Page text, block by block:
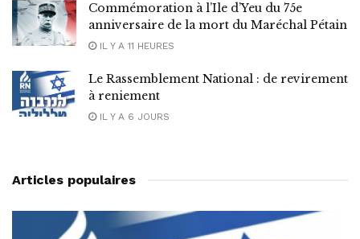
Commémoration à l’Ile d’Yeu du 75e
anniversaire de la mort du Maréchal Pétain
IL Y A 11 HEURES
Le Rassemblement National : de revirement
à reniement
IL Y A 6 JOURS
Articles populaires